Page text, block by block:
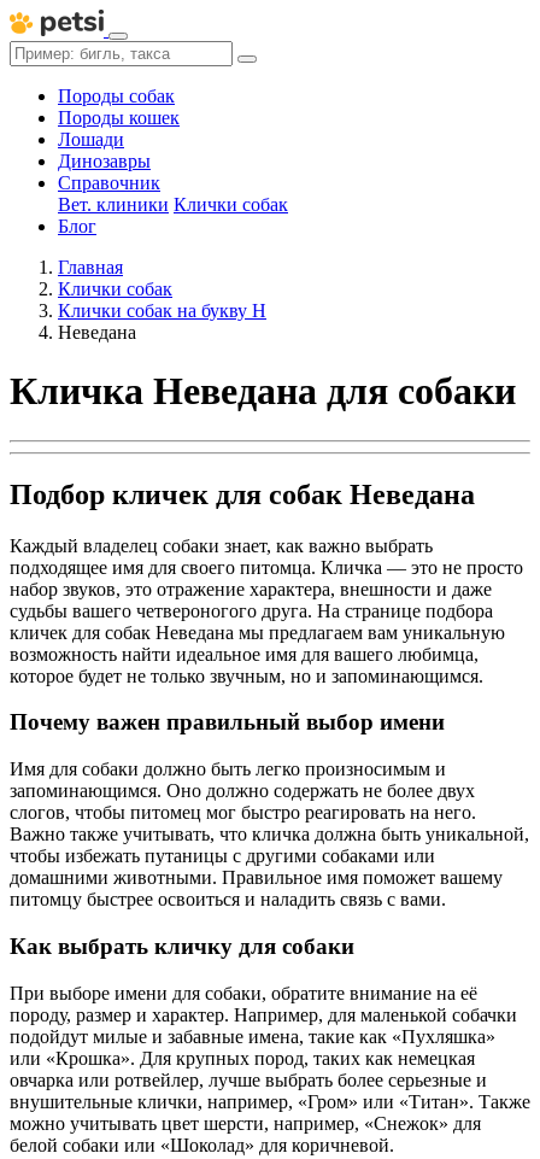
Породы собак
Породы кошек
Лошади
Динозавры
Справочник
Вет. клиники Клички собак
Блог
Главная
Клички собак
Клички собак на букву Н
Неведана
Кличка Неведана для собаки
Подбор кличек для собак Неведана
Каждый владелец собаки знает, как важно выбрать
подходящее имя для своего питомца. Кличка — это не просто
набор звуков, это отражение характера, внешности и даже
судьбы вашего четвероногого друга. На странице подбора
кличек для собак Неведана мы предлагаем вам уникальную
возможность найти идеальное имя для вашего любимца,
которое будет не только звучным, но и запоминающимся.
Почему важен правильный выбор имени
Имя для собаки должно быть легко произносимым и
запоминающимся. Оно должно содержать не более двух
слогов, чтобы питомец мог быстро реагировать на него.
Важно также учитывать, что кличка должна быть уникальной,
чтобы избежать путаницы с другими собаками или
домашними животными. Правильное имя поможет вашему
питомцу быстрее освоиться и наладить связь с вами.
Как выбрать кличку для собаки
При выборе имени для собаки, обратите внимание на её
породу, размер и характер. Например, для маленькой собачки
подойдут милые и забавные имена, такие как «Пухляшка»
или «Крошка». Для крупных пород, таких как немецкая
овчарка или ротвейлер, лучше выбрать более серьезные и
внушительные клички, например, «Гром» или «Титан». Также
можно учитывать цвет шерсти, например, «Снежок» для
белой собаки или «Шоколад» для коричневой.